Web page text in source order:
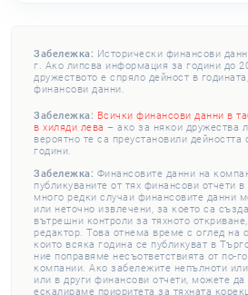
Забележка: Исторически финансови
г. Ако липсва информация за години до
дружеството е спряло дейност в
финансови данни.
Забележка: Всички финансови данни в
в хиляди лева – ако за някои дружества
вероятно те са преустановили
години.
Забележка: Финансовите данни на
публикуваните от тях финансови отчети
много редки случаи финансовите данни
или неточно извлечени, за което са
вътрешни контроли за тяхното
редактор. Това отнема време с оглед на
които всяка година се публикуват в
ние поправяме несъответствията от по-
компании. Ако забележите непълноти
или в други финансови отчети, можете
ескалираме приоритета за тяхната